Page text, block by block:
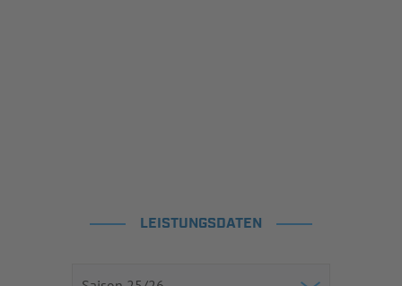
LEISTUNGSDATEN